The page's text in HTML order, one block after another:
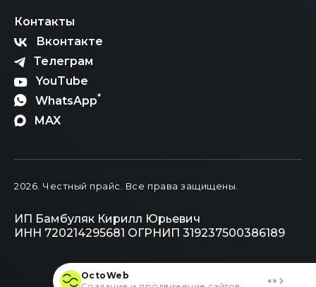
Контакты
Вконтакте
Телеграм
YouTube
WhatsApp*
MAX
2026. Честный прайс. Все права защищены.
ИП Бамбуляк Кирилл Юрьевич
ИНН 720214295681 ОГРНИП 319237500386189
OctoWeb